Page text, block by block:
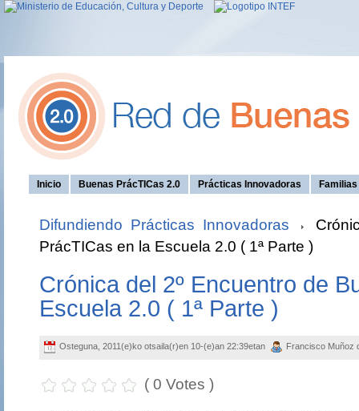
Inicio Buenas PrácTICas 2.0 Prácticas Innovadoras
Difundiendo Prácticas Innovadoras
PrácTICas en la Escuela 2.0 ( 1ª Parte )
Crónica del 2º Encuentro de
Escuela 2.0 ( 1ª Parte )
Osteguna, 2011(e)ko otsaila(r)en 10-(e)an 22:39etan Francisco Muñoz
( 0 Votes )